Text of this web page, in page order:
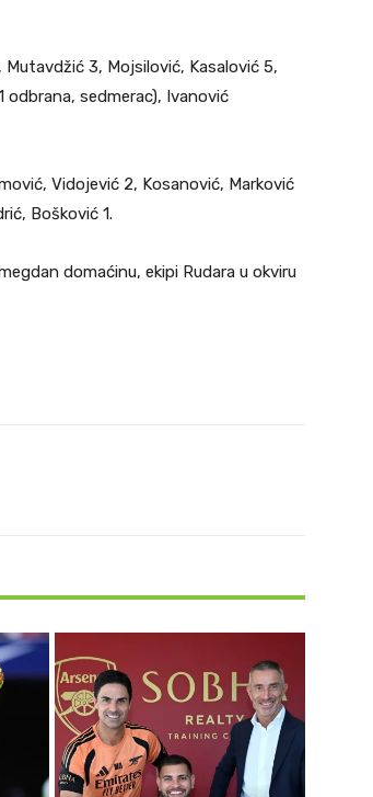
3, Mojsilović, Kasalović 5,
odbrana, sedmerac), Ivanović
Vidojević 2, Kosanović, Marković
Bošković 1.
domaćinu, ekipi Rudara u okviru